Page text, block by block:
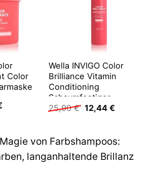
Color
Aktueller
Wella INVIGO Color
Brilliance Vitamin
Conditioning
Schaumfestiger
25,90€ Ursprünglicher
Preis
12,44 €Aktueller
von Farbshampoos:
langanhaltende Brillanz